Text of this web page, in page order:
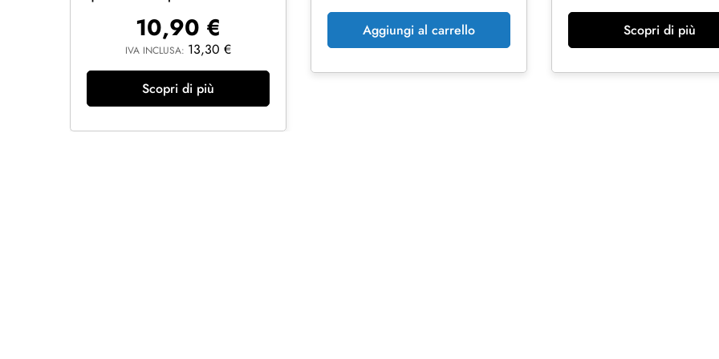
10,90 €
IVA INCLUSA: 13,30 €
Scopri di più
Aggiungi al carrello Scopri di più